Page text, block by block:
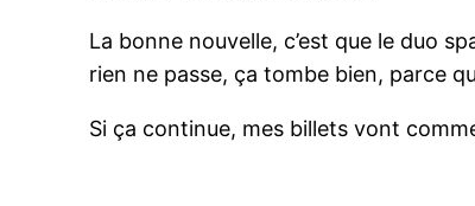
La bonne nouvelle, c’est que le duo
rien ne passe, ça tombe bien, parce
Si ça continue, mes billets vont